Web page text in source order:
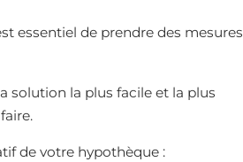
essentiel de prendre des mesures
solution la plus facile et la plus
de votre hypothèque :